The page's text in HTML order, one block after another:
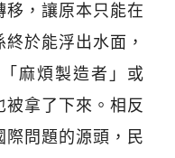
移，讓原本只能在
於能浮出水面，
麻煩製造者」或
被拿了下來。相反
際問題的源頭，民